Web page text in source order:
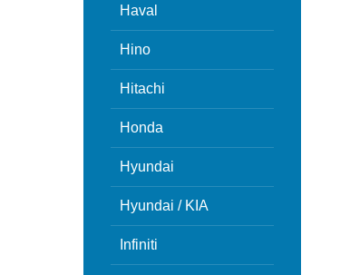
Haval
Hino
Hitachi
Honda
Hyundai
Hyundai / KIA
Infiniti